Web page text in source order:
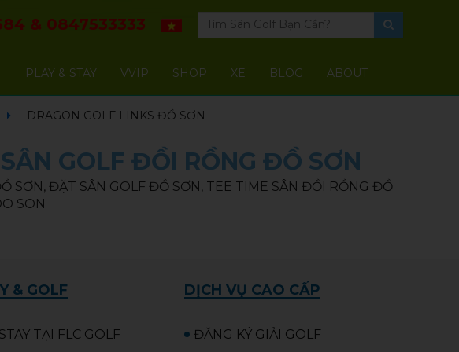
& 0847533333
PLAY & STAY VVIP SHOP XE BLOG ABOUT
DRAGON GOLF LINKS ĐỒ SƠN
GOLF ĐỒI RỒNG ĐỒ SƠN
SƠN, ĐẶT SÂN GOLF ĐỒ SƠN, TEE TIME SÂN ĐỒI RỒNG ĐỒ
SON
& GOLF
TẠI FLC GOLF
DỊCH VỤ CAO CẤP
ĐĂNG KÝ GIẢI GOLF